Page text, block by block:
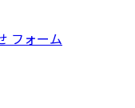
フォーム